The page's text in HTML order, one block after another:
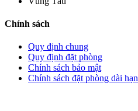
Chính sách
Quy định chung
Quy định đặt phòng
Chính sách bảo mật
Chính sách đặt phòng dài hạn